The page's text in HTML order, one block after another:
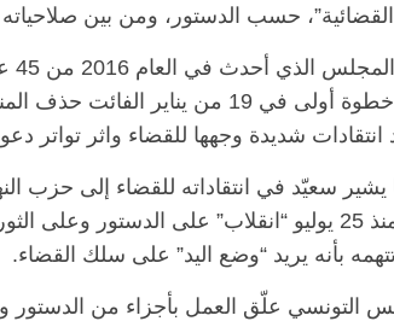
حسب الدستور، ومن بين
قرّر في خطوة أولى في 19 من يناير
انتقادات شديدة وجهها للقضاء واثر تواتر
يشير سعيّد في انتقاداته للقضاء إلى حزب
الرئيس منذ 25 يوليو “انقلاب” على
بأنه يريد “وضع اليد” على سلك القضاء.
الرئيسية مصر ناس وناس
في ذكرى رحيله.. د. نور فرحات
قانوني دافع عن قضايا الوطن
للحرية (بروفايل)